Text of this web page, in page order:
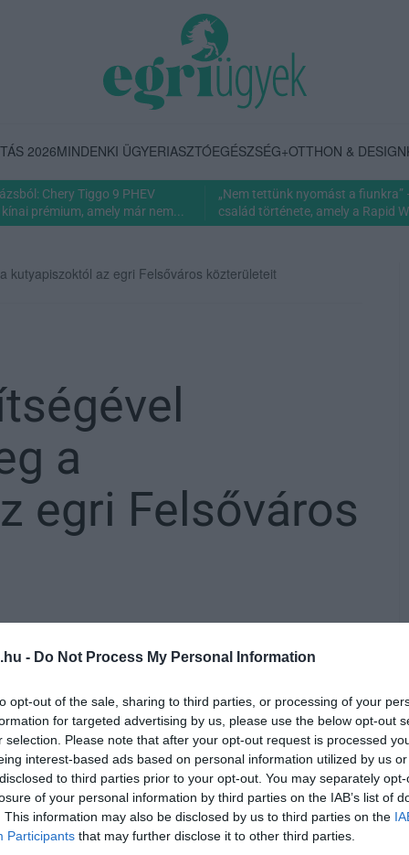
- Do Not Process My Personal Information
opt-out of the sale, sharing to third parties, or processing of your
for targeted advertising by us, please use the below opt-out
selection. Please note that after your opt-out request is processed
interest-based ads based on personal information utilized by us
to third parties prior to your opt-out. You may separately
of your personal information by third parties on the IAB’s list of
This information may also be disclosed by us to third parties on the
Participants that may further disclose it to other third parties.
2026MINDENKI ÜGYERIASZTÓEGÉSZSÉG+OTTHON & DESIGN
Chery Tiggo 9 PHEV
prémium, amely már nem...
„Nem tettünk nyomást a fiunkra”
család története, amely a Rapid
kutyapiszoktól az egri Felsőváros közterületeit
a
egri Felsőváros
a közösségi oldalán hirdette meg,
városban.
a legtöbbet segíteni, a legtöbb jelzés